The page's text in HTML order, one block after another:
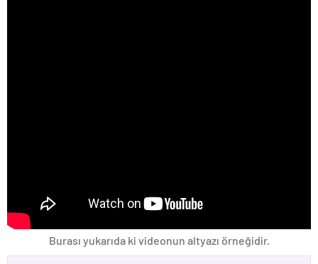
Burası yukarıda ki videonun altyazı örneğidir.